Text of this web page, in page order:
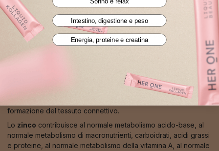
Ilselenio
contribuisce alla protezione delle cellule dallo stress
ossidativo, alla normale funzione tiroidea, alla normale
produzione di sperma, alla normale funzione del sistema
immunitario e al mantenimento di unghie e capelli normali.
funzione del sistema nervoso, alla protezione delle cellule
dallo stress ossidativo, alla normale pigmentazione di pelle e
formazione del tessuto connettivo.
Lo zinco contribuisce al normale metabolismo acido-base, al
normale metabolismo di macronutrienti, carboidrati, acidi grassi
e proteine, al normale metabolismo della vitamina A, al normale
Intestino, digestione e peso
Energia, proteine e creatina